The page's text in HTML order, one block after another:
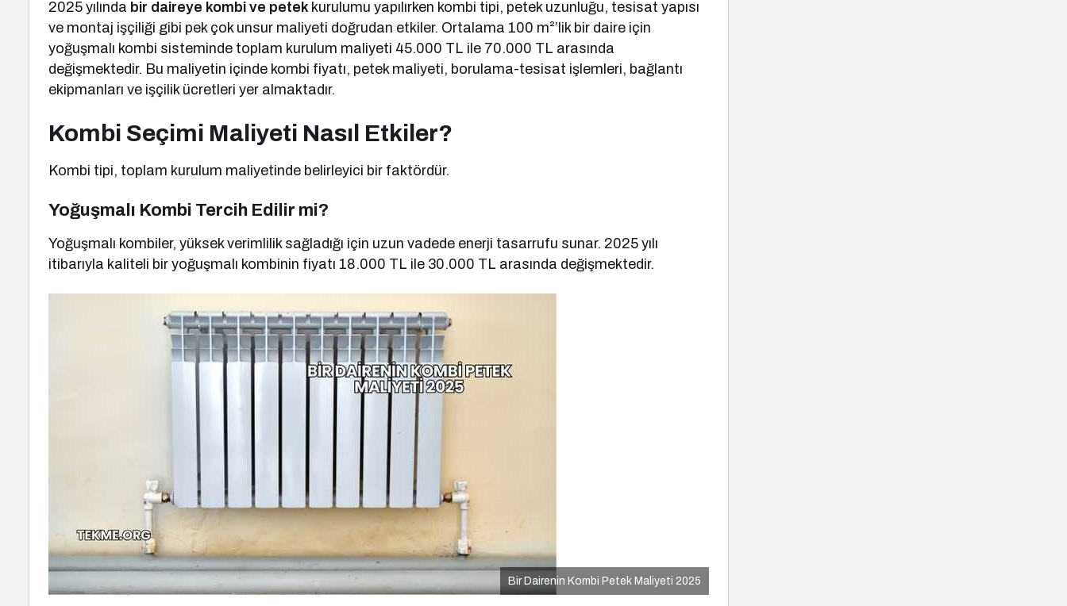
2025 yılında bir daireye kombi ve petek kurulumu yapılırken kombi tipi, petek uzunluğu, tesisat yapısı
ve montaj işçiliği gibi pek çok unsur maliyeti doğrudan etkiler. Ortalama 100 m²’lik bir daire için
yoğuşmalı kombi sisteminde toplam kurulum maliyeti 45.000 TL ile 70.000 TL arasında
değişmektedir. Bu maliyetin içinde kombi fiyatı, petek maliyeti, borulama-tesisat işlemleri, bağlantı
ekipmanları ve işçilik ücretleri yer almaktadır.
Kombi Seçimi Maliyeti Nasıl Etkiler?
Kombi tipi, toplam kurulum maliyetinde belirleyici bir faktördür.
Yoğuşmalı Kombi Tercih Edilir mi?
Yoğuşmalı kombiler, yüksek verimlilik sağladığı için uzun vadede enerji tasarrufu sunar. 2025 yılı
itibarıyla kaliteli bir yoğuşmalı kombinin fiyatı 18.000 TL ile 30.000 TL arasında değişmektedir.
Bir Dairenin Kombi Petek Maliyeti 2025